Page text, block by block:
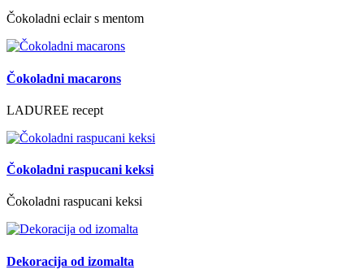
Čokoladni eclair s mentom
Čokoladni macarons
LADUREE recept
Čokoladni raspucani keksi
Čokoladni raspucani keksi
Dekoracija od izomalta